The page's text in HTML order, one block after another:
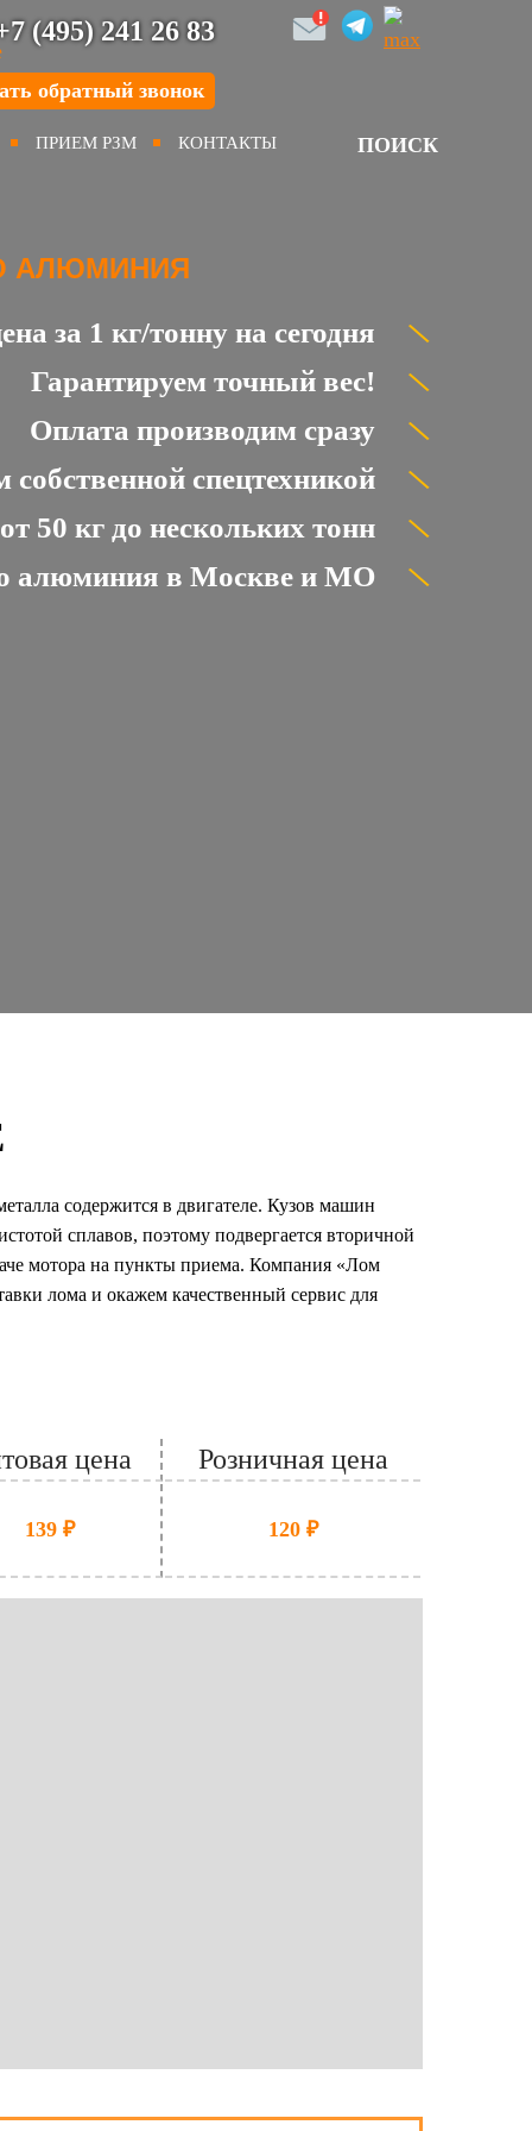
(495) 241 26 83
обратный звонок
ПРИЕМ РЗМ КОНТАКТЫ ПОИСК
АЛЮМИНИЯ
за 1 кг/тонну на сегодня
Гарантируем точный вес!
Оплата производим сразу
спецтехникой
50 кг до нескольких тонн
алюминия в Москве и МО
содержится в двигателе. Кузов машин
сплавов, поэтому подвергается вторичной
мотора на пункты приема. Компания «Лом
лома и окажем качественный сервис для
цена Розничная цена
139 ₽ 120 ₽